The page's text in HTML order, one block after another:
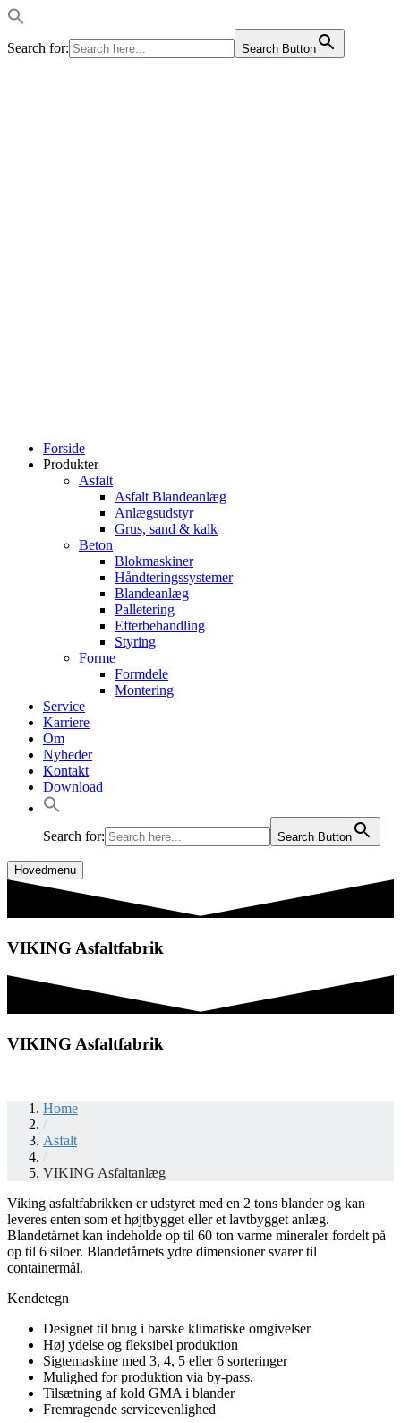
Search for: Search Button
Forside
Produkter
Asfalt
Asfalt Blandeanlæg
Anlægsudstyr
Grus, sand & kalk
Beton
Blokmaskiner
Håndteringssystemer
Blandeanlæg
Palletering
Efterbehandling
Styring
Forme
Formdele
Montering
Service
Karriere
Om
Nyheder
Kontakt
Download
Search for: Search Button
Hovedmenu
VIKING Asfaltfabrik
VIKING Asfaltfabrik
Home
/
Asfalt
/
VIKING Asfaltanlæg
Viking asfaltfabrikken er udstyret med en 2 tons blander og kan
leveres enten som et højtbygget eller et lavtbygget anlæg.
Blandetårnet kan indeholde op til 60 ton varme mineraler fordelt på
op til 6 siloer. Blandetårnets ydre dimensioner svarer til
containermål.
Kendetegn
Designet til brug i barske klimatiske omgivelser
Høj ydelse og fleksibel produktion
Sigtemaskine med 3, 4, 5 eller 6 sorteringer
Mulighed for produktion via by-pass.
Tilsætning af kold GMA i blander
Fremragende servicevenlighed